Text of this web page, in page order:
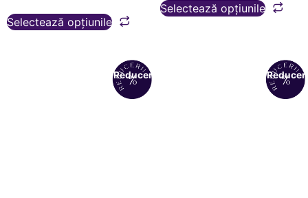
Selectează opțiunile
Selectează opțiunile
Reduceri!